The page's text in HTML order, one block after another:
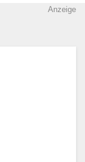
Anzeige